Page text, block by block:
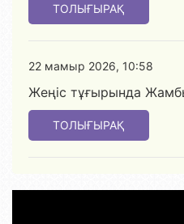
ТОЛЫҒЫРАҚ
22 мамыр 2026, 10:58
Жеңіс тұғырында
ТОЛЫҒЫРАҚ